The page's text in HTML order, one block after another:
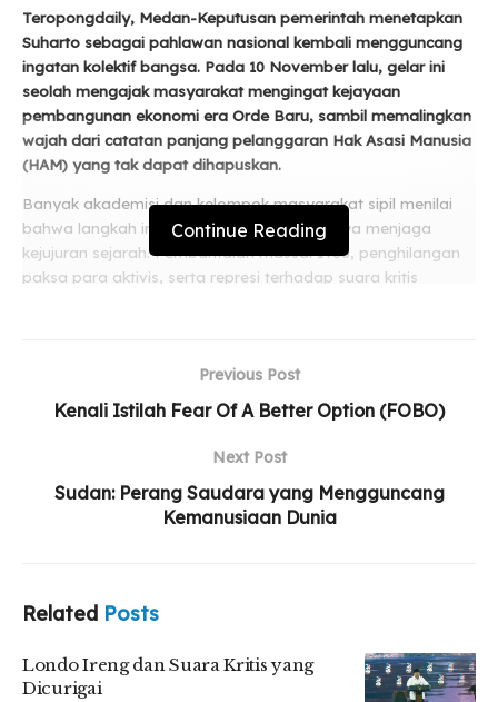
Teropongdaily, Medan-Keputusan pemerintah menetapkan
Suharto sebagai pahlawan nasional kembali mengguncang
ingatan kolektif bangsa. Pada 10 November lalu, gelar ini
seolah mengajak masyarakat mengingat kejayaan
pembangunan ekonomi era Orde Baru, sambil memalingkan
wajah dari catatan panjang pelanggaran Hak Asasi Manusia
(HAM) yang tak dapat dihapuskan.
Banyak akademisi dan kelompok masyarakat sipil menilai
bahwa langkah ini justru mengaburkan upaya menjaga
kejujuran sejarah. Pembantaian massal 1965, penghilangan
paksa para aktivis, serta represi terhadap suara kritis
Londo Ireng dan Suara Kritis yang Dicurigai
Mengapa Kita Sulit Melahirkan Banyak
Tambang Ilegal Subur, Negara Terus Kebobolan
memoles citra seorang pemimpin, negara sesungguhnya
sedang membiarkan ingatan kolektifnya kabur. Hal ini
Continue Reading
Previous Post
Kenali Istilah Fear Of A Better Option (FOBO)
Next Post
Sudan: Perang Saudara yang Mengguncang
Kemanusiaan Dunia
Related Posts
Londo Ireng dan Suara Kritis yang
Dicurigai